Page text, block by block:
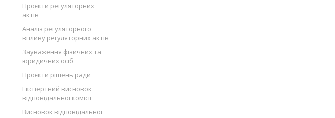
Проєкти регуляторних
актів
Аналіз регуляторного
впливу регуляторних актів
Зауваження фізичних та
юридичних осіб
Проєкти рішень ради
Експертний висновок
відповідальної комісії
Висновок відповідальної